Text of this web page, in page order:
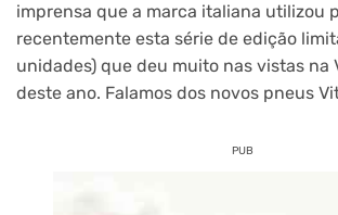
imprensa que a marca italiana utilizou
recentemente esta série de edição
unidades) que deu muito nas vistas na
deste ano. Falamos dos novos pneus
PUB